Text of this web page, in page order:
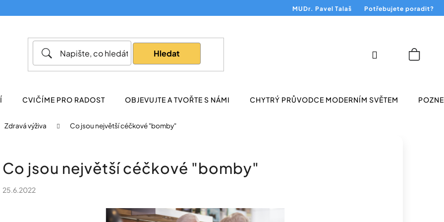
MUDr. Pavel Talaš Potřebujete poradit?
Hledat
CVIČÍME PRO RADOST OBJEVUJTE A TVOŘTE S NÁMI CHYTRÝ PRŮVODCE MODERNÍM SVĚTEM
Přihlášení
Zdravá výživa Co jsou největší céčkové "bomby"
Co jsou největší céčkové "bomby"
25.6.2022
Co potřebujete najít?